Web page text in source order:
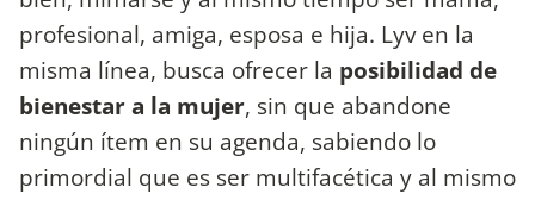
profesional, amiga, esposa e hija. Lyv en la
misma línea, busca ofrecer la posibilidad de
bienestar a la mujer, sin que abandone
ningún ítem en su agenda, sabiendo lo
primordial que es ser multifacética y al mismo